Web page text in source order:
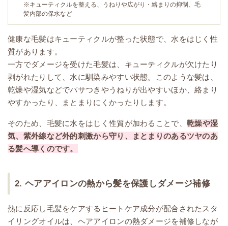
※キューティクルを整える、うねりや広がり・絡まりの抑制、毛
髪内部の保水など
健康な毛髪はキューティクルが整った状態で、水をはじく性
質があります。
一方でダメージを受けた毛髪は、キューティクルが欠けたり
剥がれたりして、水に馴染みやすい状態。このような髪は、
乾燥や湿気などでパサつきやうねりが出やすいほか、絡まり
やすかったり、まとまりにくかったりします。
そのため、毛髪に水をはじく性質が加わることで、 乾燥や湿
気、紫外線など外的刺激から守り、まとまりのあるツヤのあ
る髪へ導くのです。
2. ヘアアイロンの熱から髪を保護しダメージ補修
熱に反応し毛髪をケアするヒートケア成分が配合されたスタ
イリングオイルは、ヘアアイロンの熱ダメージを補修しなが